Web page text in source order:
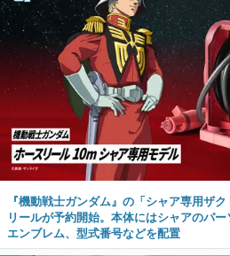
『機動戦士ガンダム』の「シャア専用ザ
リールが予約開始。本体にはシャアのパ
エンブレム、型式番号などを配置